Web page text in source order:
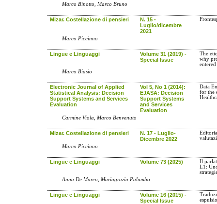
Marco Binotto, Marco Bruno
Mizar. Costellazione di pensieri
N. 15 -
Luglio/dicembre
2021
Marco Piccinno
Lingue e Linguaggi
Volume 31 (2019) -
Special Issue
The
why
Marco Biasio
Electronic Journal of Applied
Statistical Analysis: Decision
Support Systems and Services
Evaluation
Vol 5, No 1 (2014):
EJASA: Decision
Support Systems
and Services
Evaluation
Data
for the
Carmine Viola, Marco Benvenuto
Mizar. Costellazione di pensieri
N. 17 - Luglio-
Dicembre 2022
Marco Piccinno
Lingue e Linguaggi Volume 73 (2025)
Il
L1:
Anna De Marco, Mariagrazia Palumbo
Lingue e Linguaggi
Volume 16 (2015) -
Special Issue